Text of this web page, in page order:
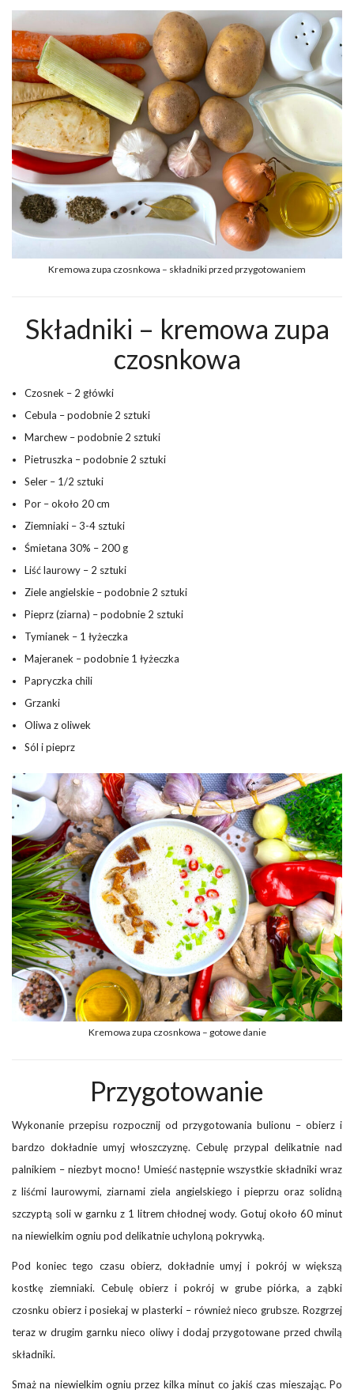
Kremowa zupa czosnkowa – składniki przed przygotowaniem
Składniki – kremowa zupa
czosnkowa
Czosnek – 2 główki
Cebula – podobnie 2 sztuki
Marchew – podobnie 2 sztuki
Pietruszka – podobnie 2 sztuki
Seler – 1/2 sztuki
Por – około 20 cm
Ziemniaki – 3-4 sztuki
Śmietana 30% – 200 g
Liść laurowy – 2 sztuki
Ziele angielskie – podobnie 2 sztuki
Pieprz (ziarna) – podobnie 2 sztuki
Tymianek – 1 łyżeczka
Majeranek – podobnie 1 łyżeczka
Papryczka chili
Grzanki
Oliwa z oliwek
Sól i pieprz
Kremowa zupa czosnkowa – gotowe danie
Przygotowanie
Wykonanie przepisu rozpocznij od przygotowania bulionu – obierz i
bardzo dokładnie umyj włoszczyznę. Cebulę przypal delikatnie nad
palnikiem – niezbyt mocno! Umieść następnie wszystkie składniki wraz
z liśćmi laurowymi, ziarnami ziela angielskiego i pieprzu oraz solidną
szczyptą soli w garnku z 1 litrem chłodnej wody. Gotuj około 60 minut
na niewielkim ogniu pod delikatnie uchyloną pokrywką.
Pod koniec tego czasu obierz, dokładnie umyj i pokrój w większą
kostkę ziemniaki. Cebulę obierz i pokrój w grube piórka, a ząbki
czosnku obierz i posiekaj w plasterki – również nieco grubsze. Rozgrzej
teraz w drugim garnku nieco oliwy i dodaj przygotowane przed chwilą
składniki.
Smaż na niewielkim ogniu przez kilka minut co jakiś czas mieszając. Po